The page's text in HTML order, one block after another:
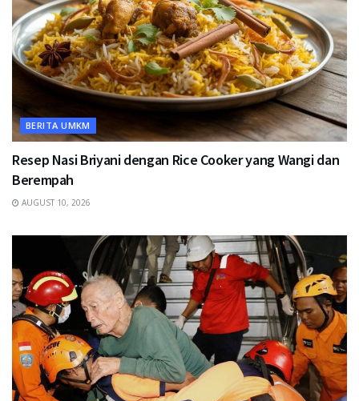
BERITA UMKM
Resep Nasi Briyani dengan Rice Cooker yang Wangi dan
Berempah
AUGUST 10, 2026